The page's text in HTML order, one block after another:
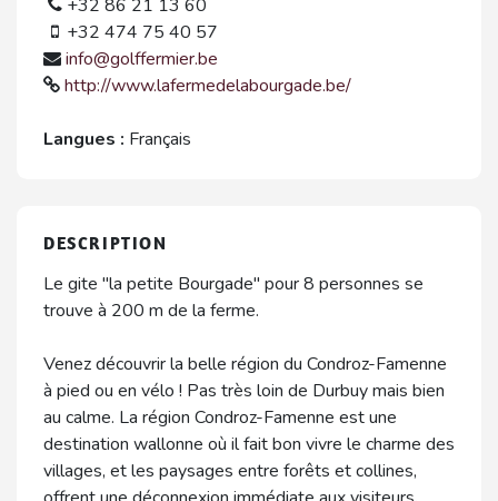
+32 86 21 13 60
+32 474 75 40 57
info@golffermier.be
http://www.lafermedelabourgade.be/
Langues : Français
DESCRIPTION
Le gite "la petite Bourgade" pour 8 personnes se
trouve à 200 m de la ferme.
Venez découvrir la belle région du Condroz-Famenne
à pied ou en vélo ! Pas très loin de Durbuy mais bien
au calme. La région Condroz-Famenne est une
destination wallonne où il fait bon vivre le charme des
villages, et les paysages entre forêts et collines,